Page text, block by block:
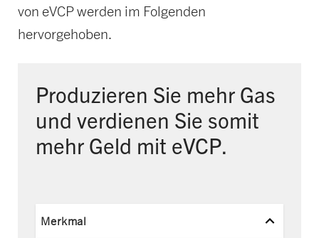
von eVCP werden im Folgenden
hervorgehoben.
Produzieren Sie mehr Gas
und verdienen Sie somit
mehr Geld mit eVCP.
Merkmal